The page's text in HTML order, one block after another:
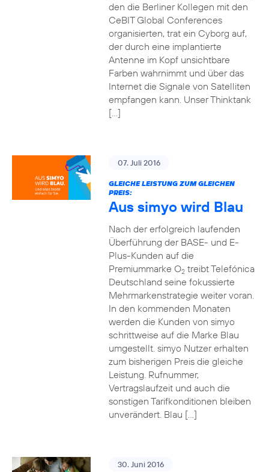
den die Berliner Kollegen mit den
CeBIT Global Conferences
organisierten, trat ein Cyborg auf,
der durch eine implantierte
Antenne im Kopf unsichtbare
Farben wahrnimmt und über das
Internet die Signale von Satelliten
empfangen kann. Unser Thinktank
[…]
07. Juli 2016
GLEICHE LEISTUNG ZUM GLEICHEN
PREIS:
Aus simyo wird Blau
Nach der erfolgreich laufenden
Überführung der BASE- und E-
Plus-Kunden auf die
Premiummarke O2treibt Telefónica
Deutschland seine fokussierte
Mehrmarkenstrategie weiter voran.
In den kommenden Monaten
werden die Kunden von simyo
schrittweise auf die Marke Blau
umgestellt. simyo Nutzer erhalten
zum bisherigen Preis die gleiche
Leistung. Rufnummer,
Vertragslaufzeit und auch die
sonstigen Tarifkonditionen bleiben
unverändert. Blau […]
30. Juni 2016